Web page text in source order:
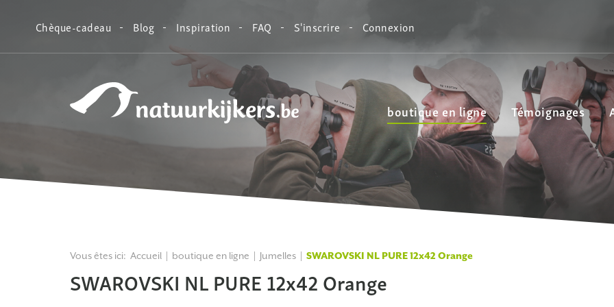
Chèque-cadeau Blog Inspiration FAQ S'inscrire Connexion
boutique en ligne Témoignages
Vous êtes ici: Accueil boutique en ligne Jumelles SWAROVSKI NL PURE 12x42 Orange
SWAROVSKI NL PURE 12x42 Orange